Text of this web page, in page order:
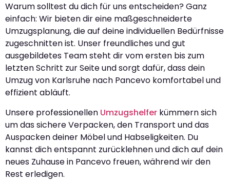
Warum solltest du dich für uns entscheiden? Ganz
einfach: Wir bieten dir eine maßgeschneiderte
Umzugsplanung, die auf deine individuellen Bedürfnisse
zugeschnitten ist. Unser freundliches und gut
ausgebildetes Team steht dir vom ersten bis zum
letzten Schritt zur Seite und sorgt dafür, dass dein
Umzug von Karlsruhe nach Pancevo komfortabel und
effizient abläuft.
Unsere professionellen Umzugshelfer kümmern sich
um das sichere Verpacken, den Transport und das
Auspacken deiner Möbel und Habseligkeiten. Du
kannst dich entspannt zurücklehnen und dich auf dein
neues Zuhause in Pancevo freuen, während wir den
Rest erledigen.